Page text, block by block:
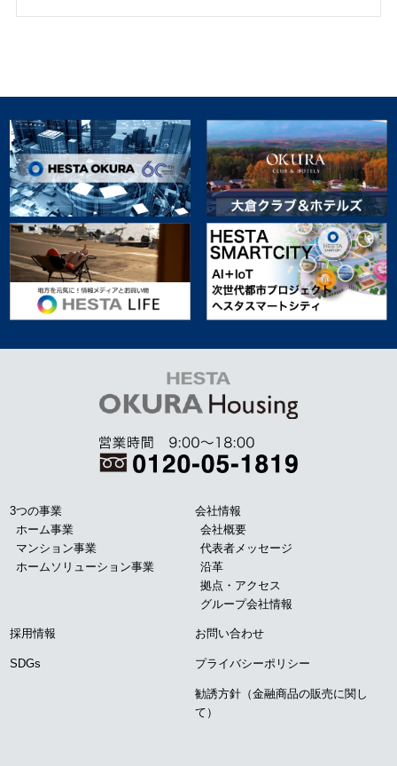
3つの事業
ホーム事業
マンション事業
ホームソリューション事業
会社情報
会社概要
代表者メッセージ
沿革
拠点・アクセス
グループ会社情報
採用情報
SDGs
お問い合わせ
プライバシーポリシー
勧誘方針（金融商品の販売に関し
て）